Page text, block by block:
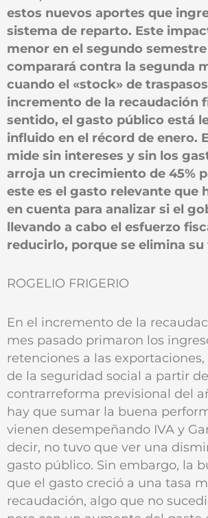
estos nuevos aportes que
sistema de reparto. Este
menor en el segundo
comparará contra la segunda
cuando el «stock» de
incremento de la recaudación
sentido, el gasto público está
influido en el récord de enero.
mide sin intereses y sin los
arroja un crecimiento de 45%
este es el gasto relevante que
en cuenta para analizar si el
llevando a cabo el esfuerzo
reducirlo, porque se elimina
ROGELIO FRIGERIO
En el incremento de la
mes pasado primaron los
retenciones a las
de la seguridad social a partir
contrarreforma previsional del
hay que sumar la buena
vienen desempeñando IVA y
decir, no tuvo que ver una
gasto público. Sin embargo, la
que el gasto creció a una tasa
recaudación, algo que no